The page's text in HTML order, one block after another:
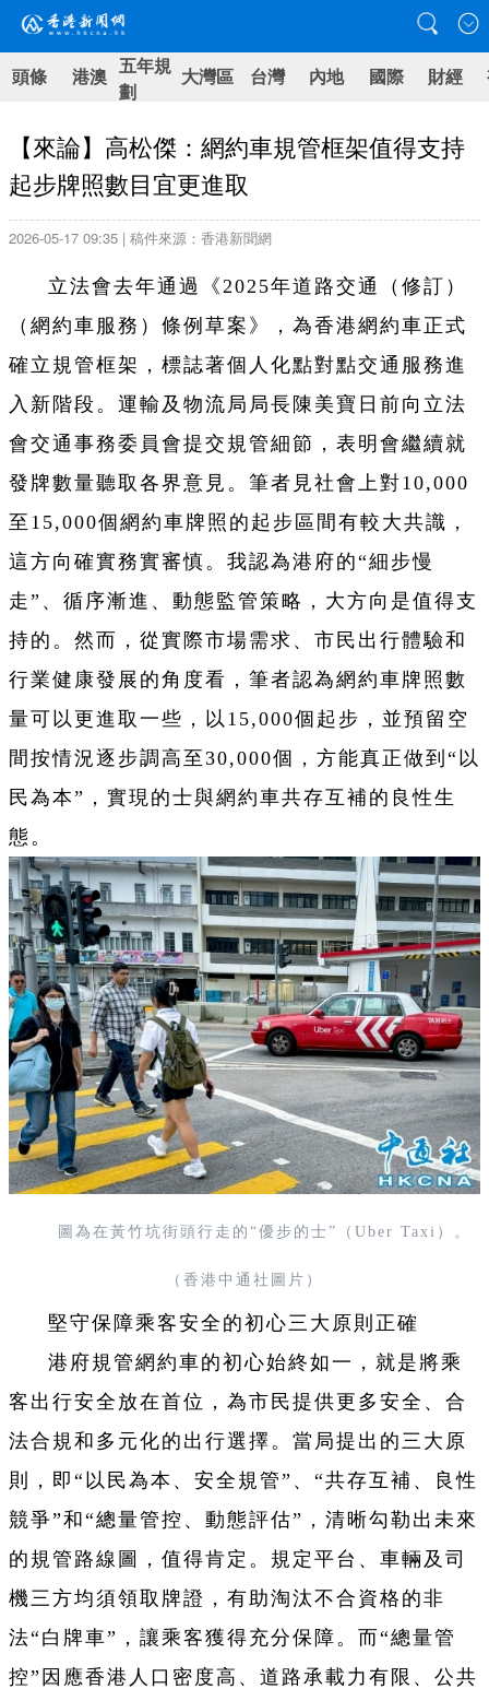
頭條 港澳 五年規
劃
大灣區 台灣 內地 國際 財經
【來論】高松傑：網約車規管框架值得支持
起步牌照數目宜更進取
2026-05-17 09:35 | 稿件來源：香港新聞網
立法會去年通過《2025年道路交通（修訂）
（網約車服務）條例草案》，為香港網約車正式
確立規管框架，標誌著個人化點對點交通服務進
入新階段。運輸及物流局局長陳美寶日前向立法
會交通事務委員會提交規管細節，表明會繼續就
發牌數量聽取各界意見。筆者見社會上對10,000
至15,000個網約車牌照的起步區間有較大共識，
這方向確實務實審慎。我認為港府的“細步慢
走”、循序漸進、動態監管策略，大方向是值得支
持的。然而，從實際市場需求、市民出行體驗和
行業健康發展的角度看，筆者認為網約車牌照數
量可以更進取一些，以15,000個起步，並預留空
間按情況逐步調高至30,000個，方能真正做到“以
民為本”，實現的士與網約車共存互補的良性生
態。
圖為在黃竹坑街頭行走的“優步的士”（Uber Taxi）。
（香港中通社圖片）
堅守保障乘客安全的初心三大原則正確
港府規管網約車的初心始終如一，就是將乘
客出行安全放在首位，為市民提供更多安全、合
法合規和多元化的出行選擇。當局提出的三大原
則，即“以民為本、安全規管”、“共存互補、良性
競爭”和“總量管控、動態評估”，清晰勾勒出未來
的規管路線圖，值得肯定。規定平台、車輛及司
機三方均須領取牌證，有助淘汰不合資格的非
法“白牌車”，讓乘客獲得充分保障。而“總量管
控”因應香港人口密度高、道路承載力有限、公共